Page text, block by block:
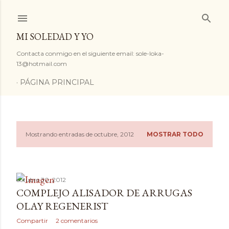
MI SOLEDAD Y YO
Contacta conmigo en el siguiente email: sole-loka-
13@hotmail.com
PÁGINA PRINCIPAL
E
t
r
a
Mostrando entradas de octubre, 2012 MOSTRAR TODO
octubre 30, 2012
COMPLEJO ALISADOR DE ARRUGAS
OLAY REGENERIST
Compartir 2 comentarios